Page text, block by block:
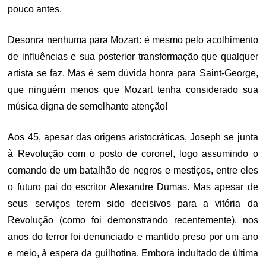
pouco antes.
Desonra nenhuma para Mozart: é mesmo pelo acolhimento
de influências e sua posterior transformação que qualquer
artista se faz. Mas é sem dúvida honra para Saint-George,
que ninguém menos que Mozart tenha considerado sua
música digna de semelhante atenção!
Aos 45, apesar das origens aristocráticas, Joseph se junta
à Revolução com o posto de coronel, logo assumindo o
comando de um batalhão de negros e mestiços, entre eles
o futuro pai do escritor Alexandre Dumas. Mas apesar de
seus serviços terem sido decisivos para a vitória da
Revolução (como foi demonstrando recentemente), nos
anos do terror foi denunciado e mantido preso por um ano
e meio, à espera da guilhotina. Embora indultado de última